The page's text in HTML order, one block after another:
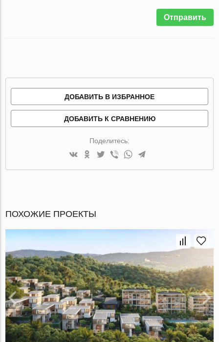
Отправить
ДОБАВИТЬ В ИЗБРАННОЕ
ДОБАВИТЬ К СРАВНЕНИЮ
Поделитесь:
ПОХОЖИЕ ПРОЕКТЫ